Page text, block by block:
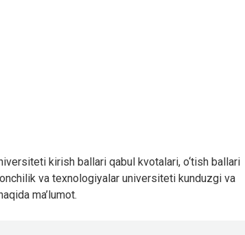
kirish ballari qabul kvotalari, o‘tish ballari
va texnologiyalar universiteti kunduzgi va
ma’lumot.